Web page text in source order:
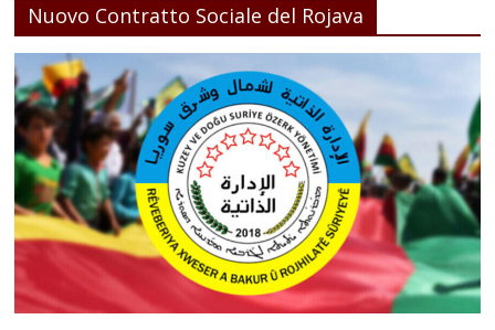
Nuovo Contratto Sociale del Rojava